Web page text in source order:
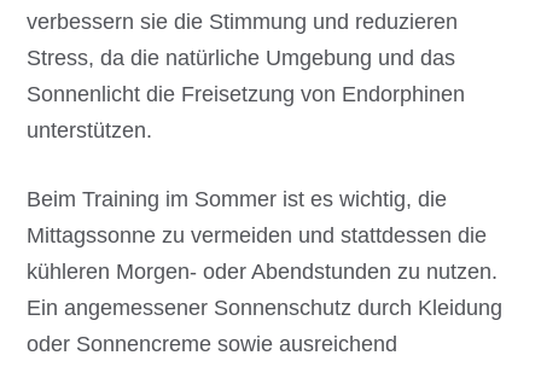
verbessern sie die Stimmung und reduzieren
Stress, da die natürliche Umgebung und das
Sonnenlicht die Freisetzung von Endorphinen
unterstützen.
Beim Training im Sommer ist es wichtig, die
Mittagssonne zu vermeiden und stattdessen die
kühleren Morgen- oder Abendstunden zu nutzen.
Ein angemessener Sonnenschutz durch Kleidung
oder Sonnencreme sowie ausreichend